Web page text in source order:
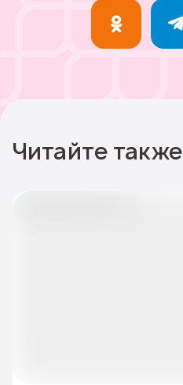
Читайте также